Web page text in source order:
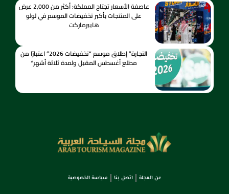
عاصفة الأسعار تجتاح المملكة: أكثر من 2,000 عرض
على المنتجات بأكبر تخفيضات الموسم في لولو
هايبرماركت
التجارة” إطلاق موسم “تخفيضات 2026” اعتبارًا من
مطلع أغسطس المقبل ولمدة ثلاثة أشهر*
عن المجلة اتصل بنا سياسة الخصوصية